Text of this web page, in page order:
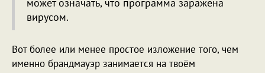
вирусом.
Вот более или менее простое изложение того, чем
именно брандмауэр занимается на твоём